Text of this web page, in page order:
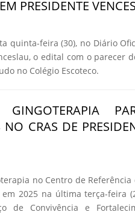
PRESIDENTE
quinta-feira (30), no Diário
o edital com o parecer
no Colégio Escoteco.
NO CRAS DE
no Centro de Referência
2025 na última terça-feira
de Convivência e